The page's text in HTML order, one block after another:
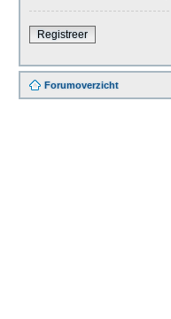
Registreer
Forumoverzicht